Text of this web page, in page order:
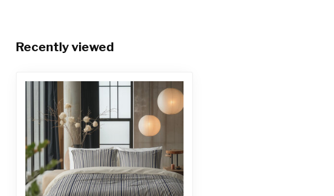
Recently viewed